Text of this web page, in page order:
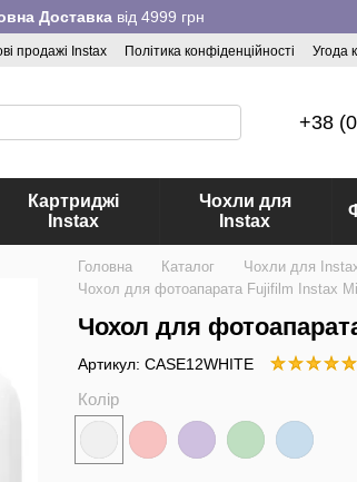
Доставкавід 4999 грн
продажі Instax Політика конфіденційності
Угода
+38
Картриджі
Instax
Чохли для
Instax
Головна Каталог Чохли для
Чохол для фотоапарата Fujifilm Instax
Чохол для
Артикул: CASE12WHITE
Колір